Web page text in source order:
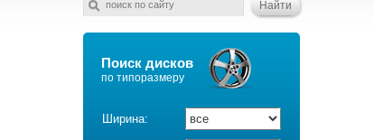
Поиск дисков
по типоразмеру
Ширина: